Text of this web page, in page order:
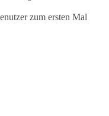
zum ersten Mal